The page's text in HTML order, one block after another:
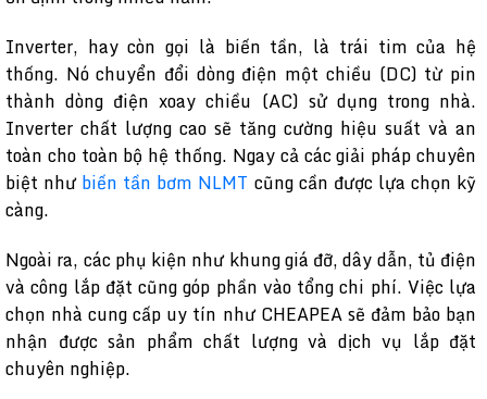
Inverter, hay còn gọi là biến tần, là trái tim của hệ
thống. Nó chuyển đổi dòng điện một chiều (DC) từ pin
thành dòng điện xoay chiều (AC) sử dụng trong nhà.
Inverter chất lượng cao sẽ tăng cường hiệu suất và an
toàn cho toàn bộ hệ thống. Ngay cả các giải pháp chuyên
biệt nhưbiến tần bơm NLMT cũng cần được lựa chọn kỹ
càng.
Ngoài ra, các phụ kiện như khung giá đỡ, dây dẫn, tủ điện
và công lắp đặt cũng góp phần vào tổng chi phí. Việc lựa
chọn nhà cung cấp uy tín như CHEAPEA sẽ đảm bảo bạn
nhận được sản phẩm chất lượng và dịch vụ lắp đặt
chuyên nghiệp.